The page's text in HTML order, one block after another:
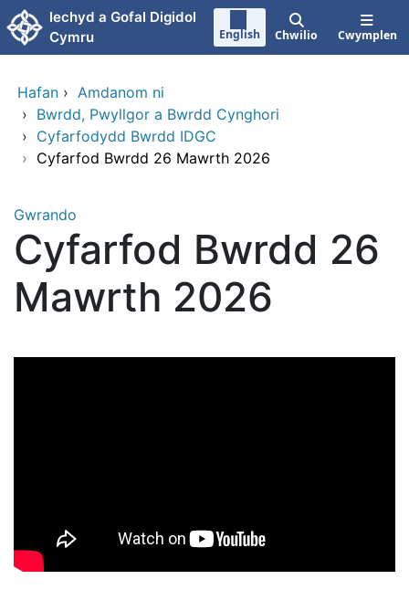
Neidio i'r prif gynnwy
Iechyd a Gofal Digidol
Cymru
English Chwilio Cwymplen
Hafan › Amdanom ni
› Bwrdd, Pwyllgor a Bwrdd Cynghori
› Cyfarfodydd Bwrdd IDGC
› Cyfarfod Bwrdd 26 Mawrth 2026
Gwrando
Cyfarfod Bwrdd 26
Mawrth 2026